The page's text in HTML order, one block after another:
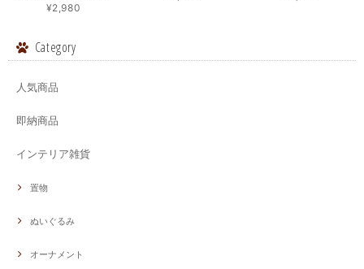
¥2,980
Category
人気商品
即納商品
インテリア雑貨
置物
ぬいぐるみ
オーナメント